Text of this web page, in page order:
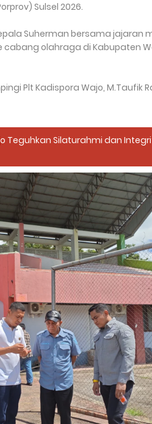
Sulsel 2026.
Suherman bersama jajaran
olahraga di Kabupaten
Plt Kadispora Wajo, M.Taufik
Teguhkan Silaturahmi dan